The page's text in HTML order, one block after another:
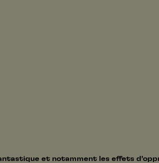
et notamment les effets